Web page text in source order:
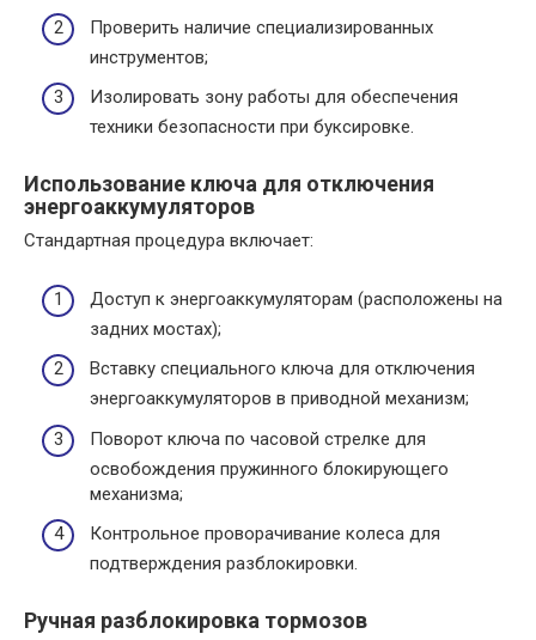
Проверить наличие специализированных
инструментов;
Изолировать зону работы для обеспечения
техники безопасности при буксировке.
Использование ключа для отключения
энергоаккумуляторов
Стандартная процедура включает:
Доступ к энергоаккумуляторам (расположены на
задних мостах);
Вставку специального ключа для отключения
энергоаккумуляторов в приводной механизм;
Поворот ключа по часовой стрелке для
освобождения пружинного блокирующего
механизма;
Контрольное проворачивание колеса для
подтверждения разблокировки.
Ручная разблокировка тормозов